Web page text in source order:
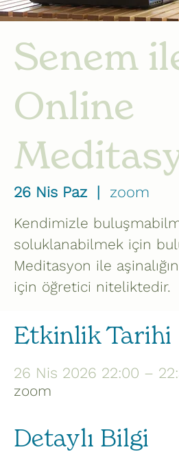
Senem
Online
26 Nis Paz
  |
zoom
Kendimizle
soluklanabilmek için
Meditasyon ile
için öğretici niteliktedir.
Etkinlik Tarihi
26 Nis 2026 22:00 –
zoom
Detaylı Bilgi